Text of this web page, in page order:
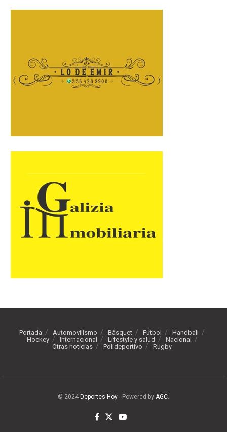
Portada Automovilismo Básquet Fútbol
Handball
Hockey
Internacional Lifestyle y salud
Nacional
Otras noticias
Polideportivo Rugby
© 2024 Deportes Hoy - Powered by AGC.